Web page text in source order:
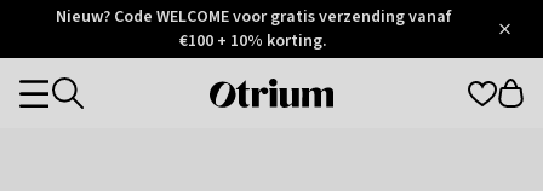
Otrium
Trustpilot
Nieuw? Code WELCOME voor gratis verzending vanaf
€100 + 10% korting.
Otrium
Categories